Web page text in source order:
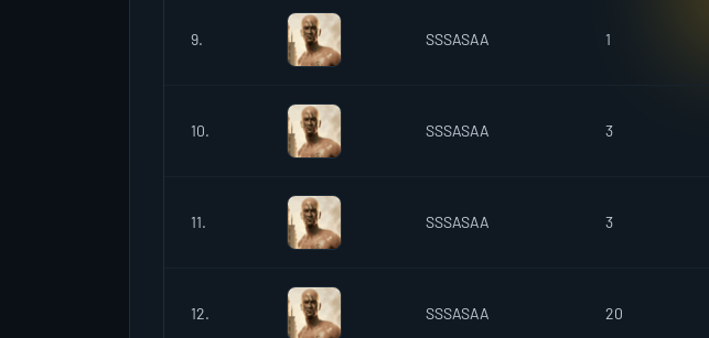
9. SSSASAA 1
10. SSSASAA 3
11. SSSASAA 3
12. SSSASAA 20